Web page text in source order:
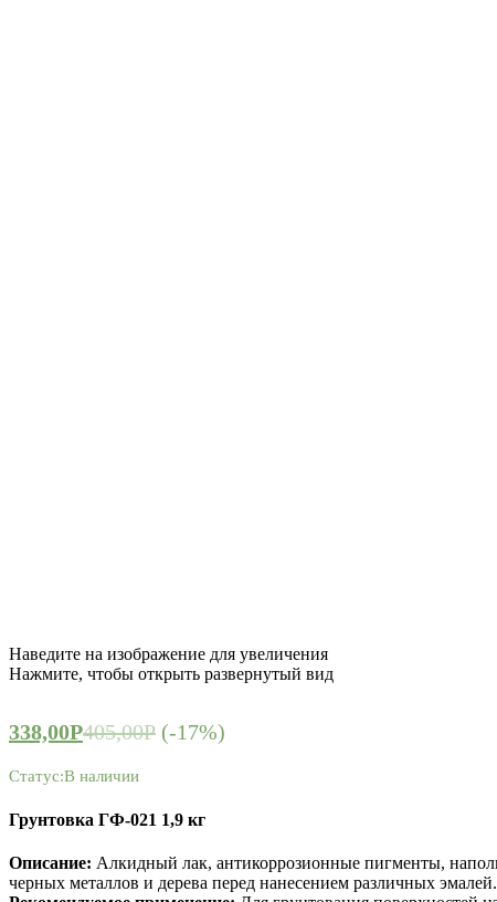
Наведите на изображение для увеличения
Нажмите, чтобы открыть развернутый вид
338,00Р405,00Р (-17%)
Статус:В наличии
Грунтовка ГФ-021 1,9 кг
Описание: Алкидный лак, антикоррозионные пигменты,
черных металлов и дерева перед нанесением различных эмалей.